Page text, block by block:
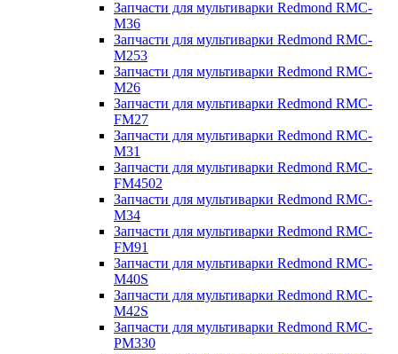
Запчасти для мультиварки Redmond RMC-
M36
Запчасти для мультиварки Redmond RMC-
M253
Запчасти для мультиварки Redmond RMC-
M26
Запчасти для мультиварки Redmond RMC-
FM27
Запчасти для мультиварки Redmond RMC-
M31
Запчасти для мультиварки Redmond RMC-
FM4502
Запчасти для мультиварки Redmond RMC-
M34
Запчасти для мультиварки Redmond RMC-
FM91
Запчасти для мультиварки Redmond RMC-
M40S
Запчасти для мультиварки Redmond RMC-
M42S
Запчасти для мультиварки Redmond RMC-
PM330